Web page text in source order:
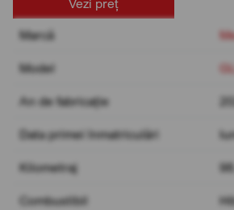
Vezi preț
Marcă
Model
An de fabricație
Data primei înmatriculări
Kilometraj
Combustibil